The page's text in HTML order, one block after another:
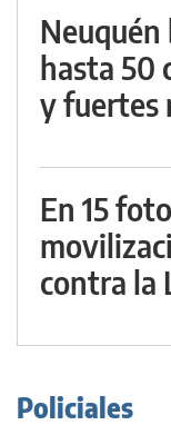
Neuquén
hasta 50
y fuertes
En 15
contra la
Policiales